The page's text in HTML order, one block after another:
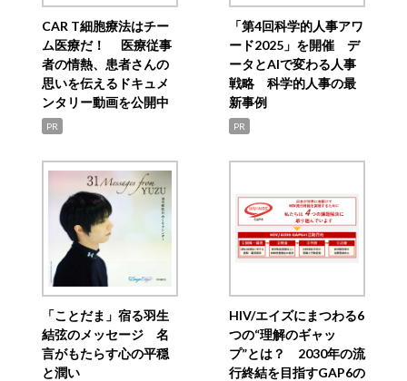
CAR T細胞療法はチー
ム医療だ！ 医療従事
者の情熱、患者さんの
思いを伝えるドキュメ
ンタリー動画を公開中
PR
「第4回科学的人事アワ
ード2025」を開催 デ
ータとAIで変わる人事
戦略 科学的人事の最
新事例
PR
「ことだま」宿る羽生
結弦のメッセージ 名
言がもたらす心の平穏
と潤い
HIV/エイズにまつわる6
つの“理解のギャッ
プ”とは？ 2030年の流
行終結を目指すGAP6の